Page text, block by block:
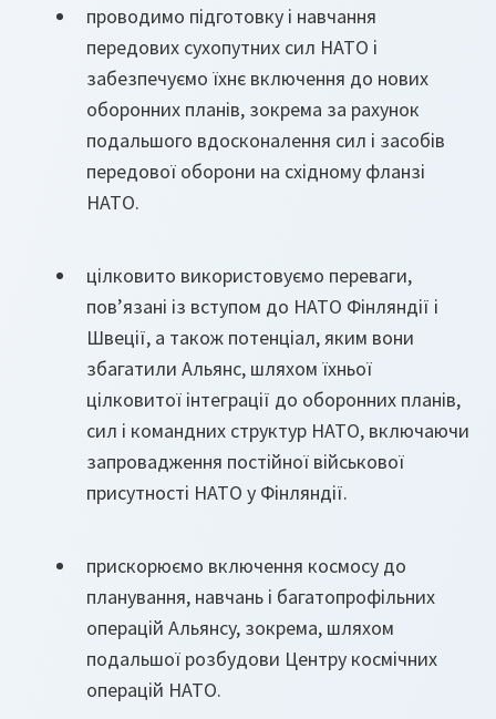
проводимо підготовку і навчання
передових сухопутних сил НАТО і
забезпечуємо їхнє включення до нових
оборонних планів, зокрема за рахунок
подальшого вдосконалення сил і засобів
передової оборони на східному фланзі
НАТО.
цілковито використовуємо переваги,
пов’язані із вступом до НАТО Фінляндії і
Швеції, а також потенціал, яким вони
збагатили Альянс, шляхом їхньої
цілковитої інтеграції до оборонних планів,
сил і командних структур НАТО, включаючи
запровадження постійної військової
присутності НАТО у Фінляндії.
прискорюємо включення космосу до
планування, навчань і багатопрофільних
операцій Альянсу, зокрема, шляхом
подальшої розбудови Центру космічних
операцій НАТО.